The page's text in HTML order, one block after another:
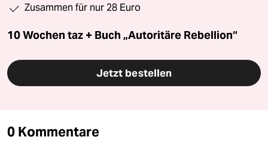
Zusammen für nur 28 Euro
10 Wochen taz + Buch „Autoritäre Rebellion“
Jetzt bestellen
0 Kommentare